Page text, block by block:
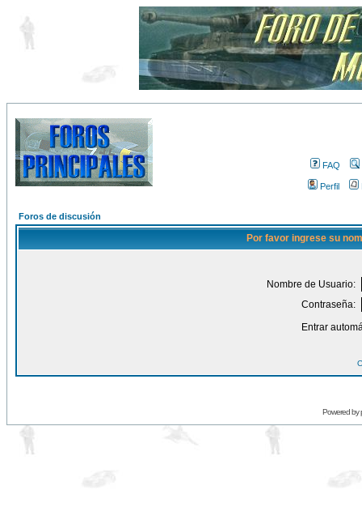
FAQ
Perfil
Foros de discusión
Por favor ingrese su
Nombre de Usuario:
Contraseña:
Entrar
Powered by